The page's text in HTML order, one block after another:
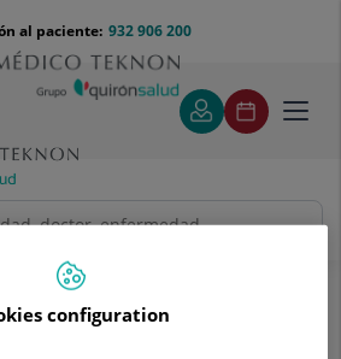
932 906 200
al paciente:
Antoni Sánchez Puy
configuration